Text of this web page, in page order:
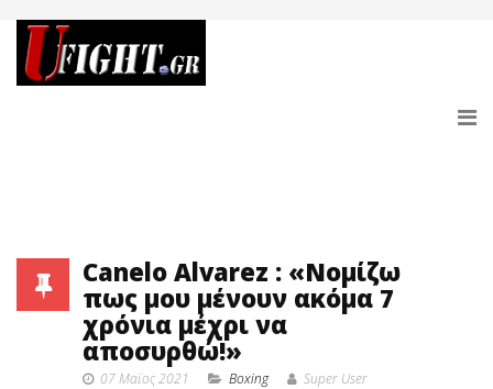
Canelo Alvarez : «Νομίζω
πως μου μένουν ακόμα 7
χρόνια μέχρι να
αποσυρθώ!»
07 Μαϊος 2021 Boxing Super User